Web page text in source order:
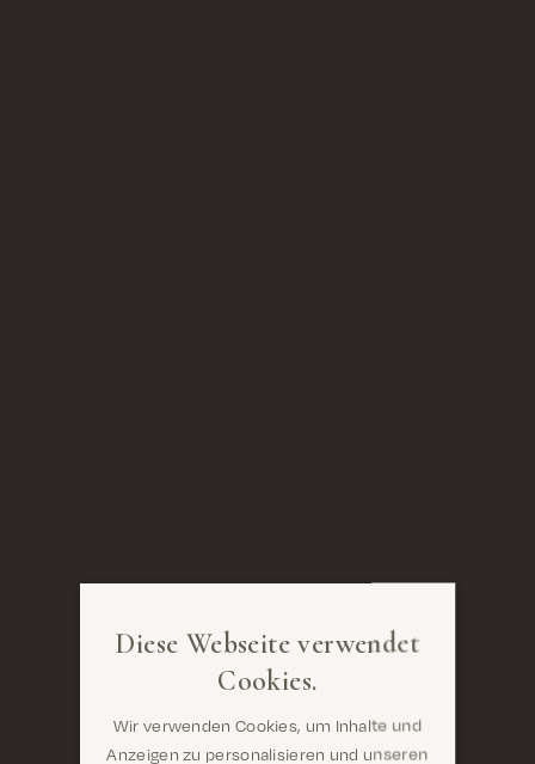
Diese Webseite verwendet
Cookies.
Wir verwenden Cookies, um Inhalte und
Anzeigen zu personalisieren und unseren